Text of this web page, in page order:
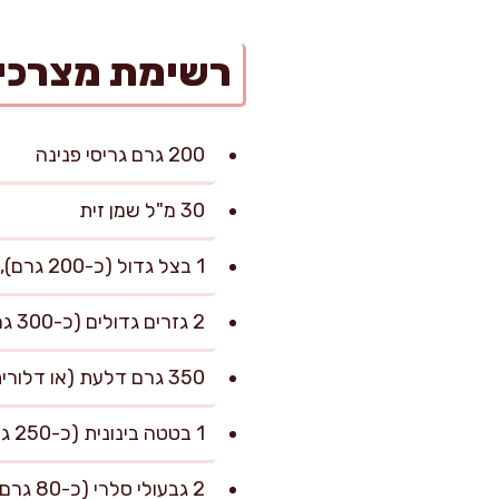
רשימת
200 גרם גריסי פנינה
30 מ"ל שמן זית
1 בצל גדול (כ-200 גרם), קצוץ לקוביות קטנות
2 גזרים גדולים (כ-300 גרם), חתוכים לקוביות של 1 ס"מ
350 גרם דלעת (או דלורית), חתוכה לקוביות של 2 ס"מ
1 בטטה בינונית (כ-250 גרם), חתוכה לקוביות של 2 ס"מ
2 גבעולי סלרי (כ-80 גרם), פרוסים דק